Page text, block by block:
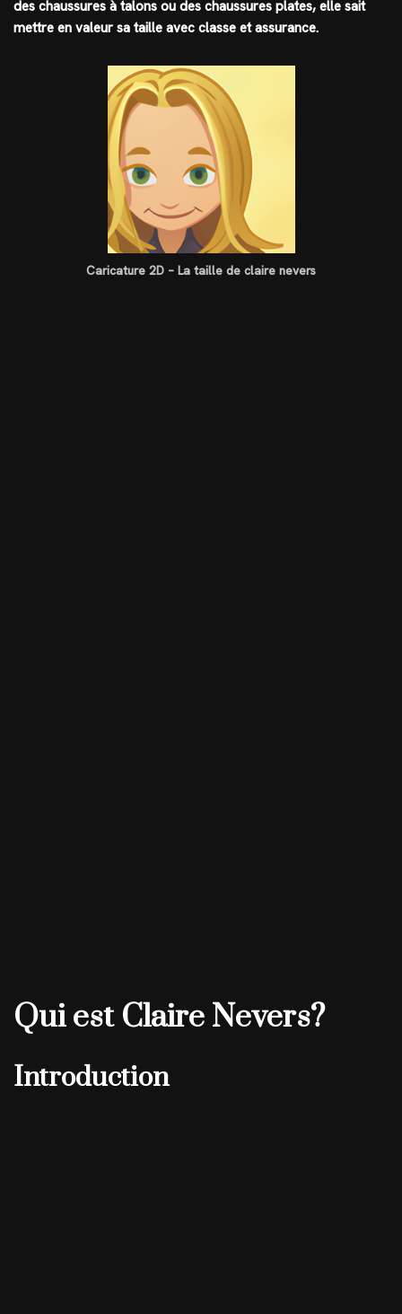
des chaussures à talons ou des chaussures plates, elle sait
mettre en valeur sa taille avec classe et assurance.
Caricature 2D – La taille de claire nevers
Qui est Claire Nevers?
Introduction